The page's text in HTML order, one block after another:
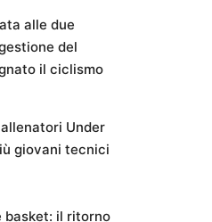
alle due
del
il ciclismo
Under
giovani tecnici
basket: il ritorno